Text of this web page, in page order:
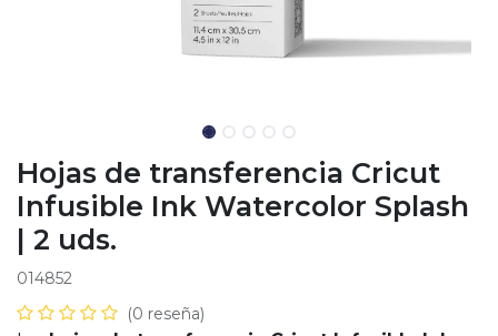
Hojas de transferencia Cricut
Infusible Ink Watercolor Splash
| 2 uds.
014852
(0 reseña)